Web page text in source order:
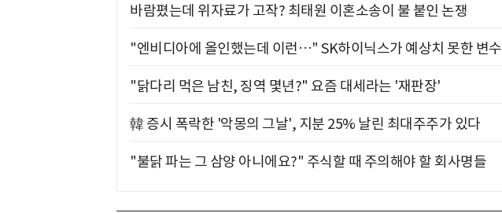
바람폈는데 위자료가 고작? 최태원 이혼소송이 불 붙인 논쟁
"엔비디아에 올인했는데 이런…" SK하이닉스가 예상치 못한 변수
"닭다리 먹은 남친, 징역 몇년?" 요즘 대세라는 '재판장'
韓 증시 폭락한 '악몽의 그날', 지분 25% 날린 최대주주가 있다
"불닭 파는 그 삼양 아니에요?" 주식할 때 주의해야 할 회사명들